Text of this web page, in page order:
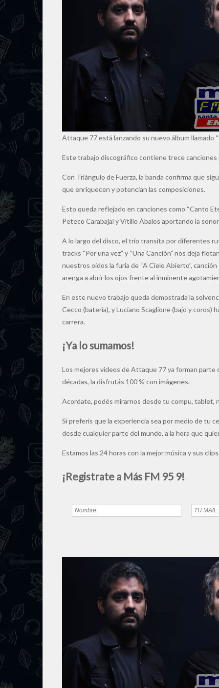
Attaque 77 está lanzando su nuevo álbum llamado
Este trabajo discográfico contiene trece canciones
Con Triángulo de Fuerza, la banda confirma que
que enriquecen y potencian las composiciones.
Esto queda reflejado en canciones como “Canto
Peteco Carabajal y Vitillo Ábalos aportando la
A lo largo del disco, el trío transita por diferentes
tracks “Por una vez” y “Una Canción” nos deja
nuestros oídos la furia de “A Cielo Abierto”,
arenga a abrir los ojos frente al inminente
En este nuevo trabajo queda demostrada la
Cecco (batería), y Luciano Scaglione (bajo y
carrera.
¡Ya lo sumamos!
Los mejores videos de Attaque 77 ya forman parte
décadas, la disfrutás 100 % con imágenes.
Acordate, podés mirarnos desde tu compu, tablet,
Si preferís que la experiencia sea por medio de tu
desde cualquier parte del mundo, a la hora que
Estamos las 24 horas con la mejor música y sus clips.
¡Registrate a Más FM 95 9!